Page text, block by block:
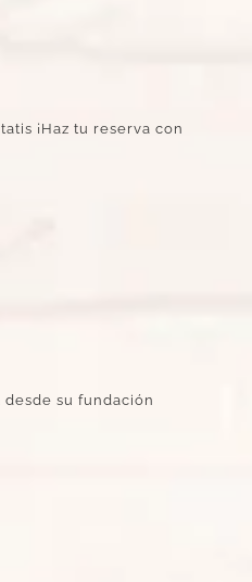
¡Haz tu reserva con
desde su fundación